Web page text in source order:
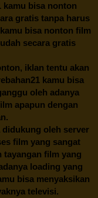
kamu bisa nonton
gratis tanpa harus
bisa nonton film
secara gratis
iklan tentu akan
kamu bisa
oleh adanya
apapun dengan
oleh server
film yang sangat
tayangan film yang
loading yang
bisa menyaksikan
televisi.